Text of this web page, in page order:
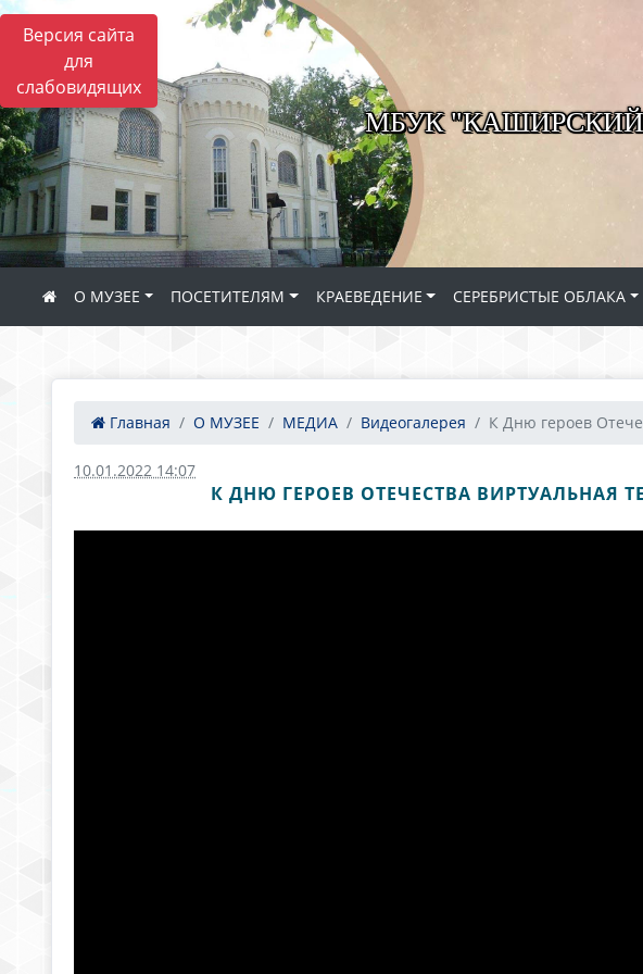
Версия сайта
для
слабовидящих
МБУК
О МУЗЕЕ ПОСЕТИТЕЛЯМ КРАЕВЕДЕНИЕ СЕРЕБРИСТЫЕ ОБЛАКА
Главная О МУЗЕЕ МЕДИА Видеогалерея К Дню героев
10.01.2022 14:07
К ДНЮ ГЕРОЕВ ОТЕЧЕСТВА ВИРТУАЛЬНАЯ